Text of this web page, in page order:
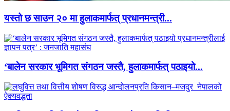
यस्तो छ साउन २० मा हुलाकमार्फत् प्रधानमन्त्री...
‘बालेन सरकार भूमिगत संगठन जस्तै, हुलाकमार्फत् पठाइयो...